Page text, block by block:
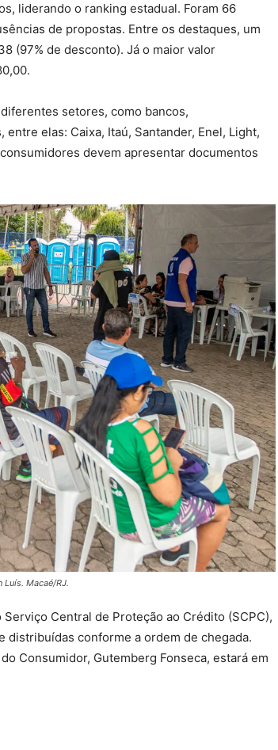
liderando o ranking estadual. Foram 66
de propostas. Entre os destaques, um
(97% de desconto). Já o maior valor
setores, como bancos,
elas: Caixa, Itaú, Santander, Enel, Light,
devem apresentar documentos
Macaé/RJ.
Central de Proteção ao Crédito (SCPC),
distribuídas conforme a ordem de chegada.
Consumidor, Gutemberg Fonseca, estará em